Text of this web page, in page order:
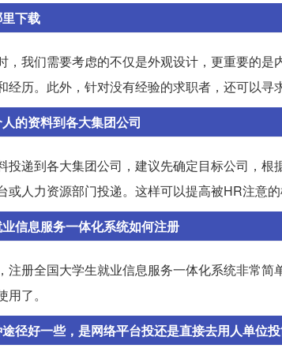
下载
，我们需要考虑的不仅是外观设计，更重要的
经历。此外，针对没有经验的求职者，还可以寻
的资料到各大集团公司
投递到各大集团公司，建议先确定目标公司，
或人力资源部门投递。这样可以提高被HR注意的
信息服务一体化系统如何注册
注册全国大学生就业信息服务一体化系统非常
了。
径好一些，是网络平台投还是直接去用人单位